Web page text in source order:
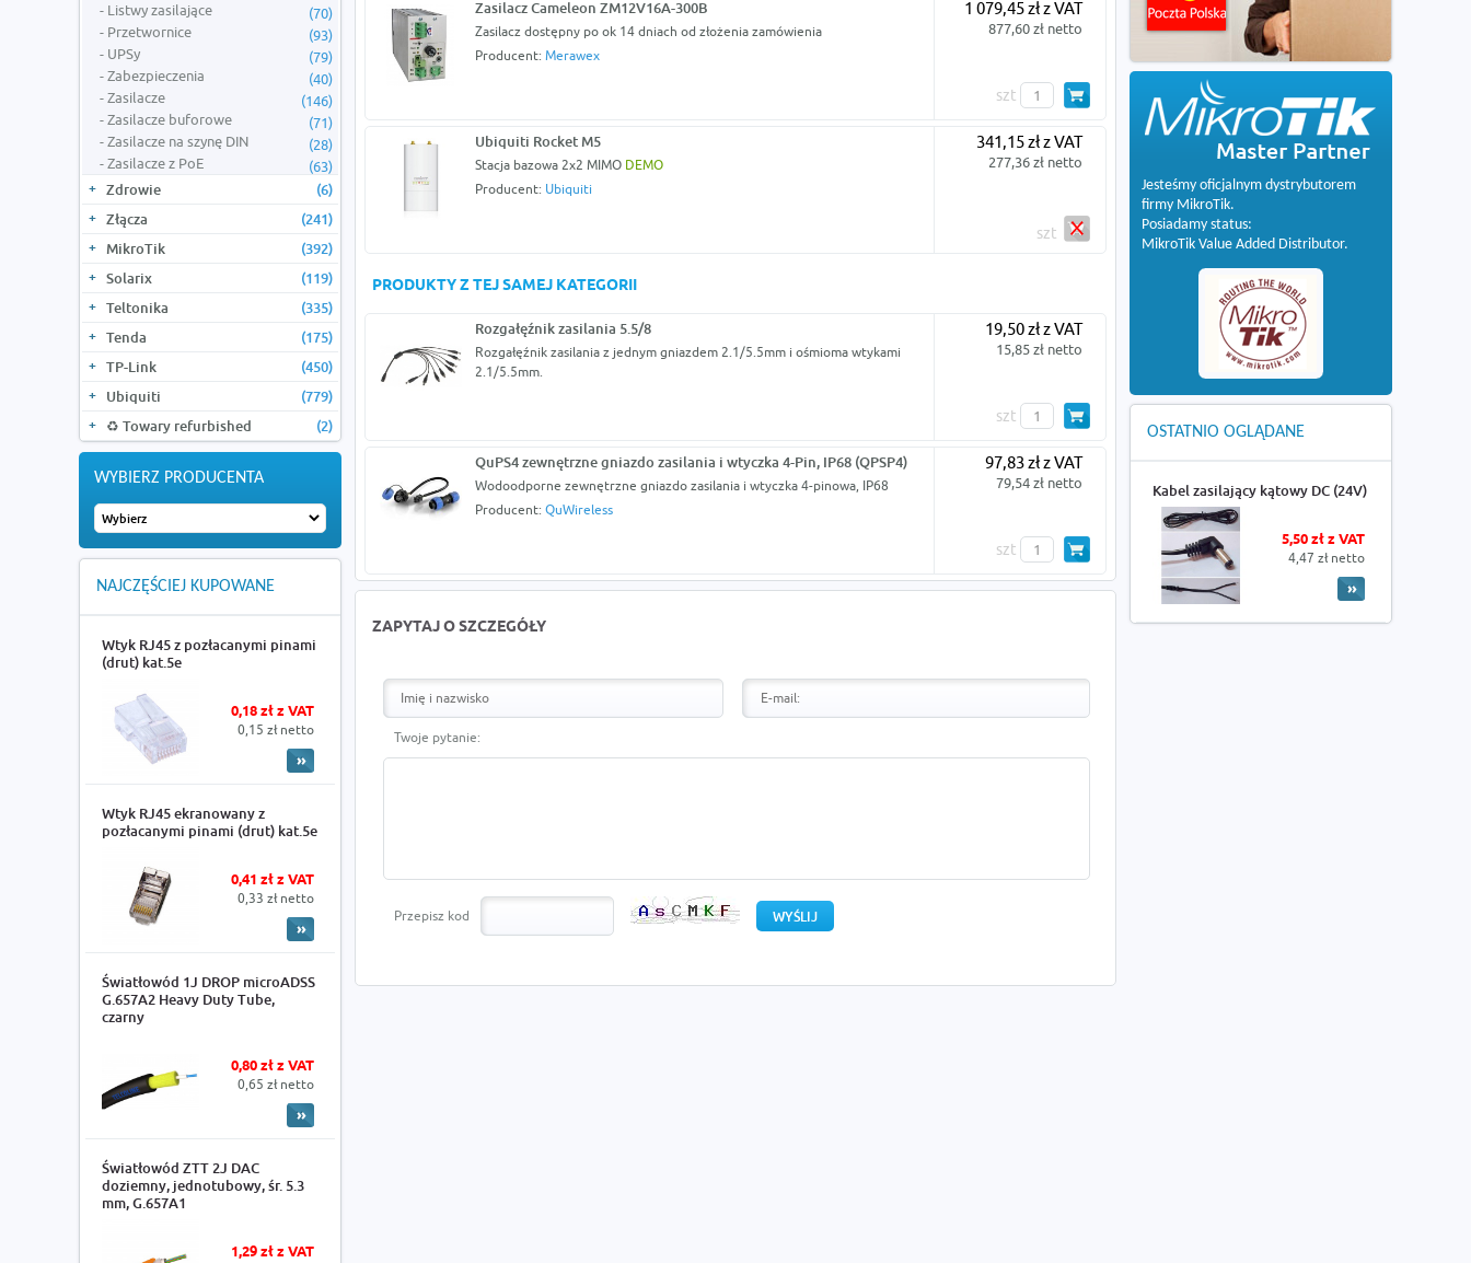
Listwy zasilające
(70)
Przetwornice
(93)
UPSy
(79)
Zabezpieczenia
(40)
Zasilacze
(146)
Zasilacze buforowe
(71)
Zasilacze na szynę DIN
(28)
Zasilacze z PoE
(63)
Zdrowie
(6)
Złącza
(241)
MikroTik
(392)
Solarix
(119)
Teltonika
(335)
Tenda
(175)
TP-Link
(450)
Ubiquiti
(779)
♻️ Towary refurbished
(2)
WYBIERZ PRODUCENTA
NAJCZĘŚCIEJ KUPOWANE
Wtyk RJ45 z pozłacanymi pinami
(drut) kat.5e
0,18 zł z VAT
0,15 zł netto
Wtyk RJ45 ekranowany z
pozłacanymi pinami (drut) kat.5e
0,41 zł z VAT
0,33 zł netto
Światłowód 1J DROP microADSS
G.657A2 Heavy Duty Tube,
czarny
0,80 zł z VAT
0,65 zł netto
Światłowód ZTT 2J DAC
doziemny, jednotubowy, śr. 5.3
mm, G.657A1
1,29 zł z VAT
Zasilacz Cameleon ZM12V16A-300B
Zasilacz dostępny po ok 14 dniach od złożenia zamówienia
Producent: Merawex
1 079,45 zł z VAT
877,60 zł netto
szt
Ubiquiti Rocket M5
Stacja bazowa 2x2 MIMO DEMO
Producent: Ubiquiti
341,15 zł z VAT
277,36 zł netto
szt
PRODUKTY Z TEJ SAMEJ KATEGORII
Rozgałęźnik zasilania 5.5/8
Rozgałęźnik zasilania z jednym gniazdem 2.1/5.5mm i ośmioma wtykami
2.1/5.5mm.
19,50 zł z VAT
15,85 zł netto
szt
QuPS4 zewnętrzne gniazdo zasilania i wtyczka 4-Pin, IP68 (QPSP4)
Wodoodporne zewnętrzne gniazdo zasilania i wtyczka 4-pinowa, IP68
Producent: QuWireless
97,83 zł z VAT
79,54 zł netto
szt
ZAPYTAJ O SZCZEGÓŁY
Twoje pytanie:
Przepisz kod
Jesteśmy oficjalnym dystrybutorem
firmy MikroTik.
Posiadamy status:
MikroTik Value Added Distributor.
OSTATNIO OGLĄDANE
Kabel zasilający kątowy DC (24V)
5,50 zł z VAT
4,47 zł netto